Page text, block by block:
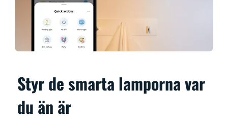
Styr de smarta lamporna var
du än är